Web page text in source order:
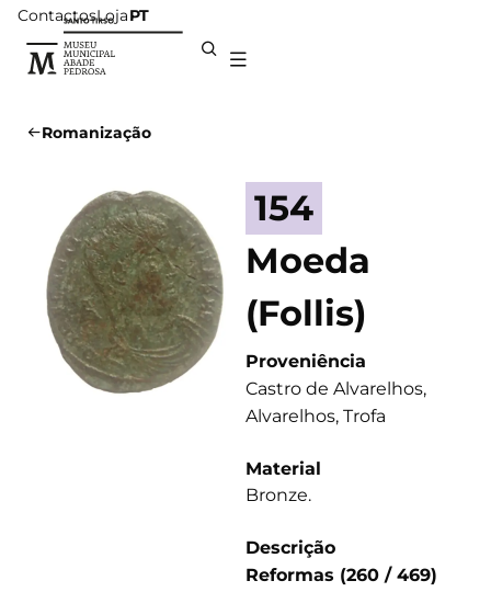
ContactosLojaPT
Romanização
154
Moeda
(Follis)
Proveniência
Castro de Alvarelhos,
Alvarelhos, Trofa
Material
Bronze.
Descrição
Reformas (260 / 469)